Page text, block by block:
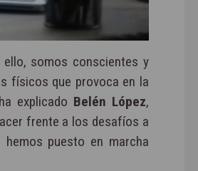
ello, somos conscientes y
físicos que provoca en la
explicado Belén López,
frente a los desafíos a
hemos puesto en marcha